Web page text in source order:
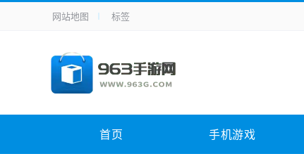
手机应用
手机游戏 体育竞技
电脑软件 其它类别 图形软件
未分类
网站地图 标签
首页 手机游戏